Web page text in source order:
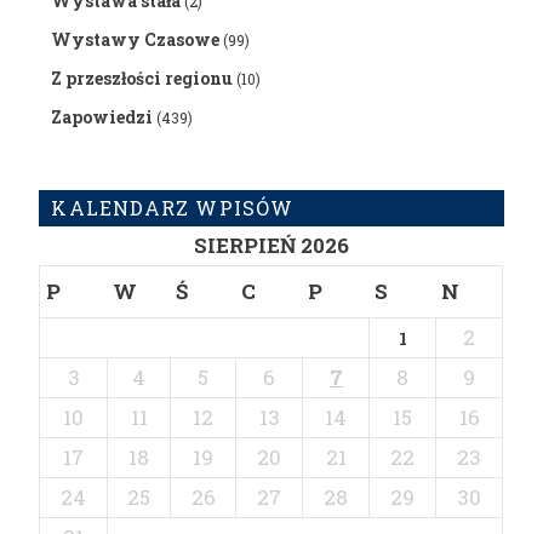
Wystawy Czasowe(99)
Z przeszłości regionu(10)
Zapowiedzi (439)
KALENDARZ WPISÓW
SIERPIEŃ 2026
P
W Ś C P S N
1
2
3
4 5 6 7 8
9
10
11 12 13 14 15
16
17
18 19 20 21 22
23
24
25 26 27 28 29
30